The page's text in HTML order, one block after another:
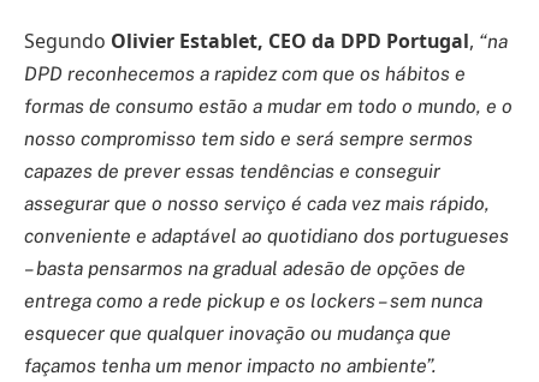
Segundo Olivier Establet, CEO da DPD Portugal, “na
DPD reconhecemos a rapidez com que os hábitos e
formas de consumo estão a mudar em todo o mundo, e o
nosso compromisso tem sido e será sempre sermos
capazes de prever essas tendências e conseguir
assegurar que o nosso serviço é cada vez mais rápido,
conveniente e adaptável ao quotidiano dos portugueses
– basta pensarmos na gradual adesão de opções de
entrega como a rede pickup e os lockers – sem nunca
esquecer que qualquer inovação ou mudança que
façamos tenha um menor impacto no ambiente”.